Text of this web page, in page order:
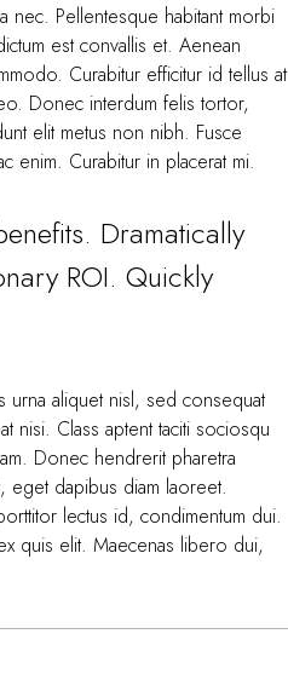
nec. Pellentesque habitant morbi
est convallis et. Aenean
Curabitur efficitur id tellus at
Donec interdum felis tortor,
elit metus non nibh. Fusce
enim. Curabitur in placerat mi.
Dramatically
ROI. Quickly
urna aliquet nisl, sed consequat
nisi. Class aptent taciti sociosqu
Donec hendrerit pharetra
eget dapibus diam laoreet.
lectus id, condimentum dui.
quis elit. Maecenas libero dui,